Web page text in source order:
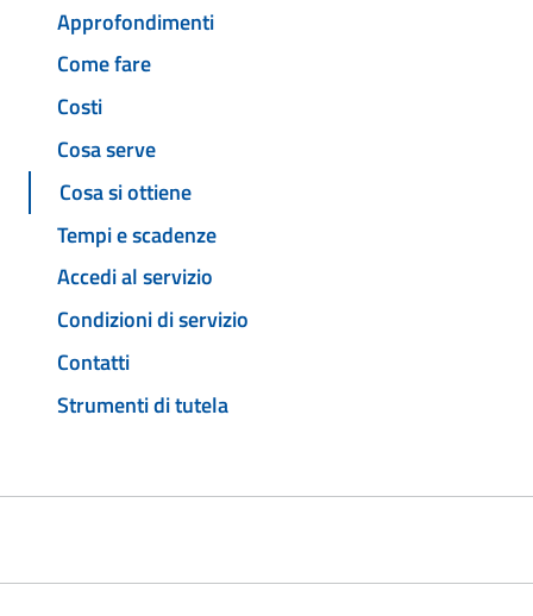
Approfondimenti
Come fare
Costi
Cosa serve
Cosa si ottiene
Tempi e scadenze
Accedi al servizio
Condizioni di servizio
Contatti
Strumenti di tutela